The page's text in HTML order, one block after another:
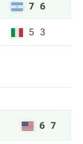
7 6
5 3
6 7